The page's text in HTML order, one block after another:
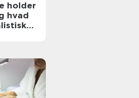
holder
hvad